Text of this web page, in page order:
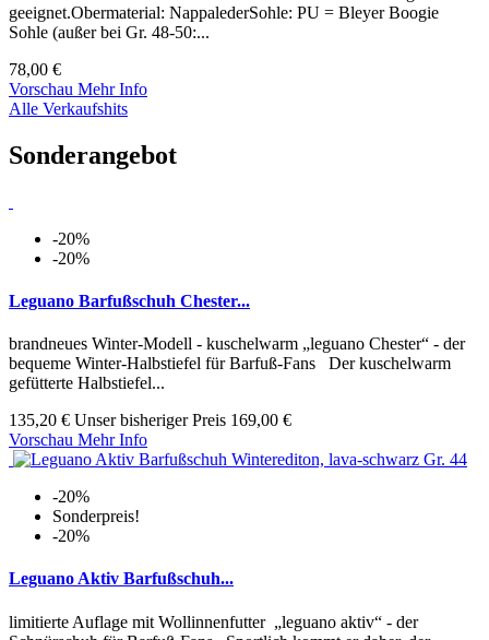
geeignet.Obermaterial: NappalederSohle: PU = Bleyer Boogie
Sohle (außer bei Gr. 48-50:...
78,00 €
Vorschau Mehr Info
Alle Verkaufshits
Sonderangebot
-20%
-20%
Leguano Barfußschuh Chester...
brandneues Winter-Modell - kuschelwarm „leguano Chester“ - der
bequeme Winter-Halbstiefel für Barfuß-Fans Der kuschelwarm
gefütterte Halbstiefel...
135,20 € Unser bisheriger Preis 169,00 €
Vorschau Mehr Info
-20%
Sonderpreis!
-20%
Leguano Aktiv Barfußschuh...
limitierte Auflage mit Wollinnenfutter „leguano aktiv“ - der